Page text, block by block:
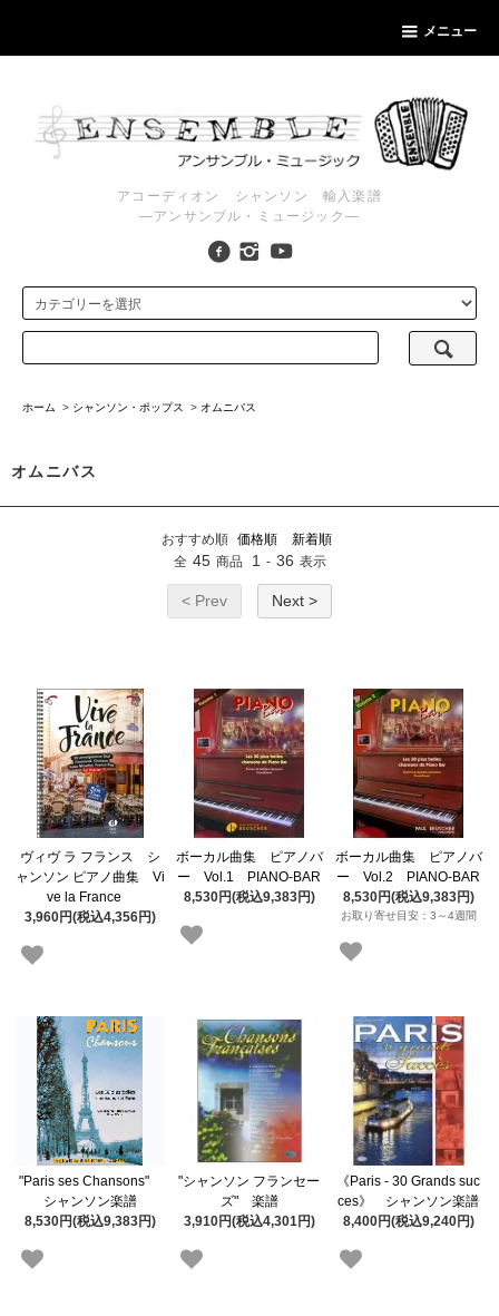
メニュー
アコーディオン シャンソン 輸入楽譜
―アンサンブル・ミュージック―
ホーム > シャンソン・ポップス > オムニバス
オムニバス
おすすめ順 価格順
新着順
全 45 商品 1 - 36 表示
< Prev Next >
ヴィヴ ラ フランス シ
ャンソン ピアノ曲集 Vi
ve la France
3,960円(税込4,356円)
ボーカル曲集 ピアノバ
ー Vol.1 PIANO-BAR
8,530円(税込9,383円)
ボーカル曲集 ピアノバ
ー Vol.2 PIANO-BAR
8,530円(税込9,383円)
お取り寄せ目安：3～4週間
"Paris ses Chansons"
シャンソン楽譜
8,530円(税込9,383円)
"シャンソン フランセー
ズ" 楽譜
3,910円(税込4,301円)
《Paris - 30 Grands suc
ces》 シャンソン楽譜
8,400円(税込9,240円)